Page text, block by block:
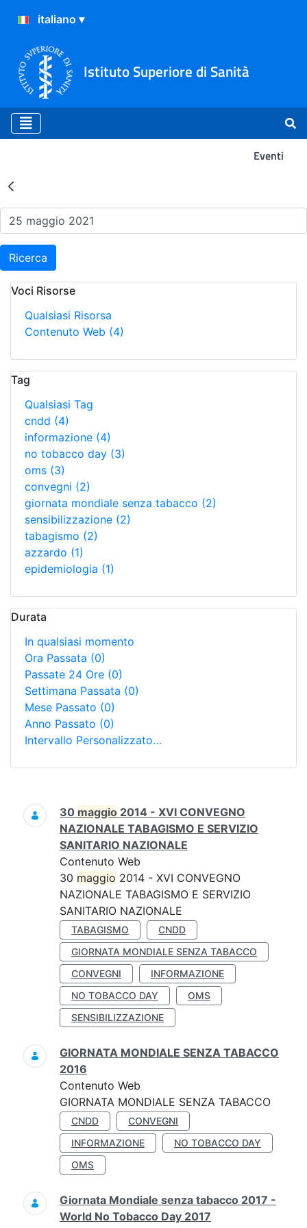
Istituto Superiore di Sanità
Eventi
Risultati della Ricerca -
Ricerca
Voci Risorse
Qualsiasi Risorsa
Contenuto Web (4)
Tag
Qualsiasi Tag
cndd (4)
informazione (4)
no tobacco day (3)
oms (3)
convegni (2)
giornata mondiale senza tabacco (2)
sensibilizzazione (2)
tabagismo (2)
azzardo (1)
epidemiologia (1)
Durata
In qualsiasi momento
Ora Passata (0)
Passate 24 Ore (0)
Settimana Passata (0)
Mese Passato (0)
Anno Passato (0)
Intervallo Personalizzato…
Ricerca
30 maggio 2014 - XVI CONVEGNO
NAZIONALE TABAGISMO E SERVIZIO
SANITARIO NAZIONALE
Contenuto Web
30 maggio 2014 - XVI CONVEGNO
NAZIONALE TABAGISMO E SERVIZIO
SANITARIO NAZIONALE
TABAGISMO
CNDD
GIORNATA MONDIALE SENZA TABACCO
CONVEGNI
INFORMAZIONE
NO TOBACCO DAY
OMS
SENSIBILIZZAZIONE
GIORNATA MONDIALE SENZA TABACCO
2016
Contenuto Web
GIORNATA MONDIALE SENZA TABACCO
CNDD
CONVEGNI
INFORMAZIONE
NO TOBACCO DAY
OMS
Giornata Mondiale senza tabacco 2017 -
World No Tobacco Day 2017